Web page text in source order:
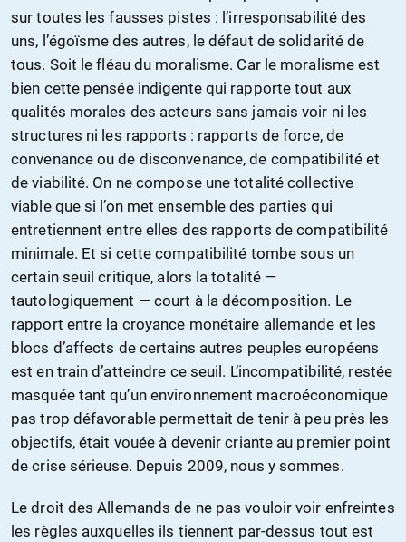
sur toutes les fausses pistes : l’irresponsabilité des
uns, l’égoïsme des autres, le défaut de solidarité de
tous. Soit le fléau du moralisme. Car le moralisme est
bien cette pensée indigente qui rapporte tout aux
qualités morales des acteurs sans jamais voir ni les
structures ni les rapports : rapports de force, de
convenance ou de disconvenance, de compatibilité et
de viabilité. On ne compose une totalité collective
viable que si l’on met ensemble des parties qui
entretiennent entre elles des rapports de compatibilité
minimale. Et si cette compatibilité tombe sous un
certain seuil critique, alors la totalité —
tautologiquement — court à la décomposition. Le
rapport entre la croyance monétaire allemande et les
blocs d’affects de certains autres peuples européens
est en train d’atteindre ce seuil. L’incompatibilité, restée
masquée tant qu’un environnement macroéconomique
pas trop défavorable permettait de tenir à peu près les
objectifs, était vouée à devenir criante au premier point
de crise sérieuse. Depuis 2009, nous y sommes.
Le droit des Allemands de ne pas vouloir voir enfreintes
les règles auxquelles ils tiennent par-dessus tout est